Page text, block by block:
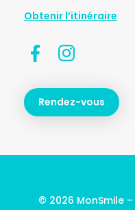
Obtenir l’itinéraire
Rendez-vous
© 2026 MonSmile -